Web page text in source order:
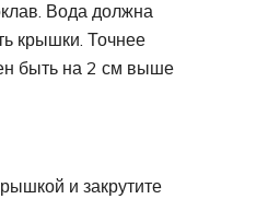
Вода должна
крышки. Точнее
быть на 2 см выше
и закрутите